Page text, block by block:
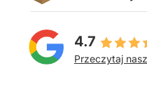
4.7
Przeczytaj